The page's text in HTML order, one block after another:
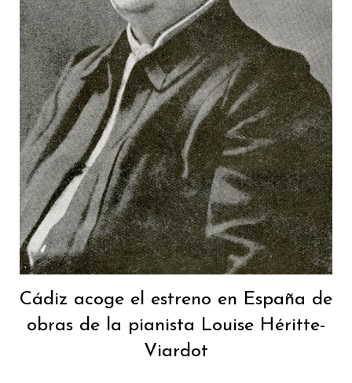
Cádiz acoge el estreno en España de
obras de la pianista Louise Héritte-
Viardot